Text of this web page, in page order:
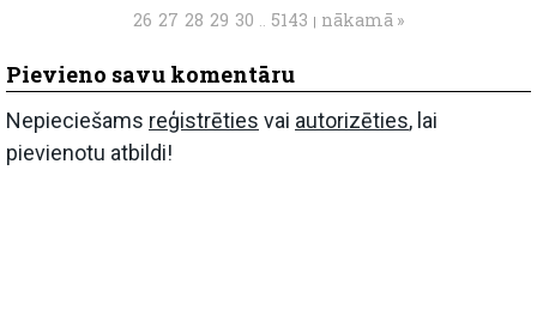
26 27 28 29 30 .. 5143 | nākamā »
Pievieno savu komentāru
Nepieciešams reģistrēties vai autorizēties, lai
pievienotu atbildi!